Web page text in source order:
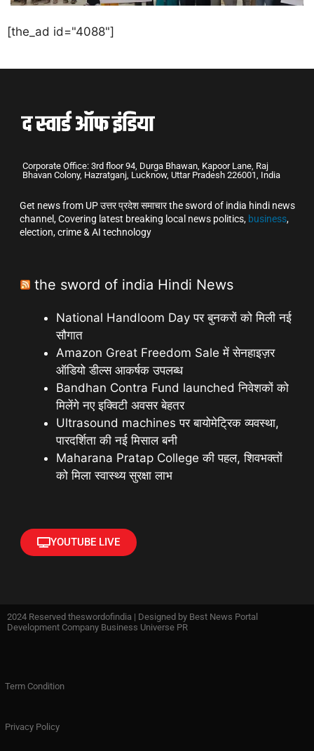
[the_ad id="4088"]
Corporate Office: 3rd floor 94, Durga Bhawan, Kapoor Lane, Raj
Bhavan Colony, Hazratganj, Lucknow, Uttar Pradesh 226001, India
Get news from UP उत्तर प्रदेश समाचार the sword of india hindi news
channel, Covering latest breaking local news politics, business,
election, crime & AI technology
the sword of india Hindi News
National Handloom Day पर बुनकरों को मिली नई
सौगात
Amazon Great Freedom Sale में सेनहाइज़र
ऑडियो डील्स आकर्षक उपलब्ध
Bandhan Contra Fund launched निवेशकों को
मिलेंगे नए इक्विटी अवसर बेहतर
Ultrasound machines पर बायोमेट्रिक व्यवस्था,
पारदर्शिता की नई मिसाल बनी
Maharana Pratap College की पहल, शिवभक्तों
को मिला स्वास्थ्य सुरक्षा लाभ
YOUTUBE LIVE
2024 Reserved theswordofindia | Designed by Best News Portal
Development Company Business Universe PR
Term Condition
Privacy Policy